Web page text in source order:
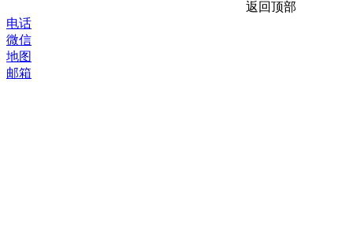
返回顶部
电话
微信
地图
邮箱